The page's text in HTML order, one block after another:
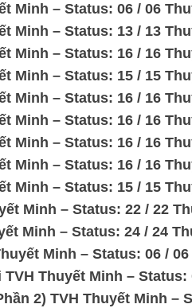
Minh – Status: 06 / 06
Minh – Status: 13 / 13
Minh – Status: 16 / 16
Minh – Status: 15 / 15
Minh – Status: 16 / 16
Minh – Status: 16 / 16
Minh – Status: 16 / 16
Minh – Status: 16 / 16
Minh – Status: 15 / 15
Minh – Status: 22 / 22
Minh – Status: 24 / 24
Minh – Status: 06 /
Thuyết Minh – Status:
2) TVH Thuyết Minh –